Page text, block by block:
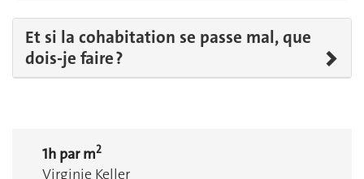
Et si la cohabitation se passe mal, que
dois-je faire ?
1h par m2
Virginie Keller